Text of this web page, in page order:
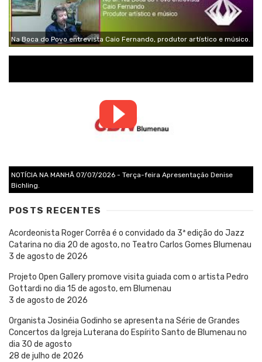
Na Boca do Povo entrevista Caio Fernando, produtor artístico e músico.
NOTÍCIA NA MANHÃ 07/07/2026 - Terça-feira Apresentação Denise
Bichling.
POSTS RECENTES
Acordeonista Roger Corrêa é o convidado da 3ª edição do Jazz
Catarina no dia 20 de agosto, no Teatro Carlos Gomes Blumenau
3 de agosto de 2026
Projeto Open Gallery promove visita guiada com o artista Pedro
Gottardi no dia 15 de agosto, em Blumenau
3 de agosto de 2026
Organista Josinéia Godinho se apresenta na Série de Grandes
Concertos da Igreja Luterana do Espírito Santo de Blumenau no
dia 30 de agosto
28 de julho de 2026